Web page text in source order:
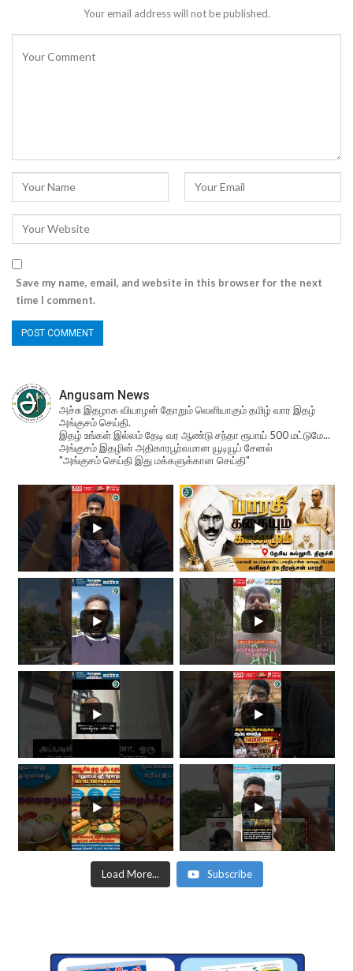
Your email address will not be published.
Save my name, email, and website in this browser for the next
time I comment.
Angusam News
அச்சு இதழாக வியாழன் தோறும் வெளியாகும் தமிழ் வார இதழ்
அங்குசம் செய்தி.
இதழ் உங்கள் இல்லம் தேடி வர ஆண்டு சந்தா ரூபாய் 500 மட்டுமே...
அங்குசம் இதழின் அதிகாரபூர்வமான யூடியூப் சேனல்
"அங்குசம் செய்தி இது மக்களுக்கான செய்தி"
Load More... Subscribe